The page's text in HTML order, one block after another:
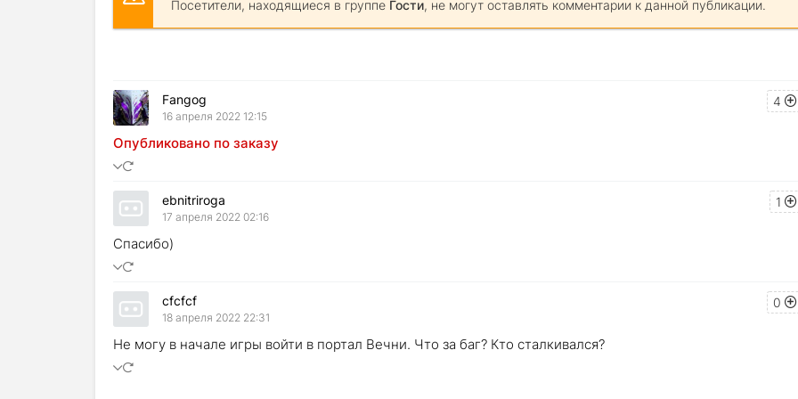
Посетители, находящиеся в группе Гости, не могут оставлять комментарии к данной публикации.
4
Fangog
16 апреля 2022 12:15
Опубликовано по заказу
1
ebnitriroga
17 апреля 2022 02:16
Спасибо)
0
cfcfcf
18 апреля 2022 22:31
Не могу в начале игры войти в портал Вечни. Что за баг? Кто сталкивался?